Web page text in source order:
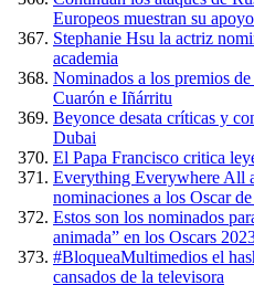
Europeos muestran su
Stephanie Hsu la actriz
academia
Nominados a los premios
Cuarón e Iñárritu
Beyonce desata críticas y
Dubai
El Papa Francisco critica
Everything Everywhere All
nominaciones a los Oscar de
Estos son los nominados
animada” en los Oscars
#BloqueaMultimedios el
cansados de la televisora